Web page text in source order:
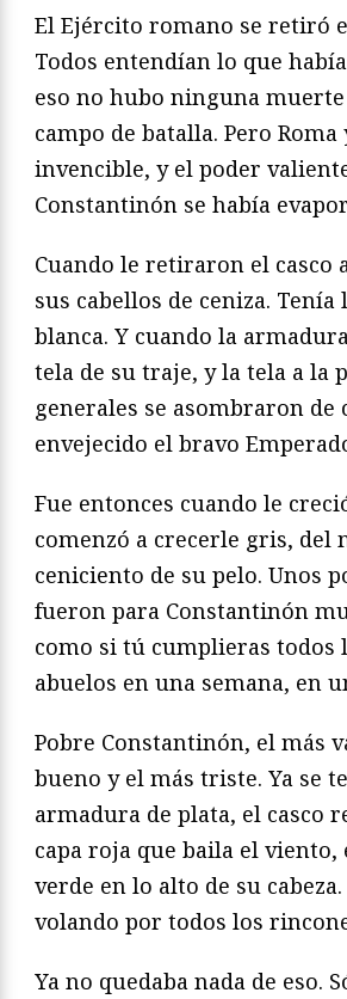
El Ejército romano se retiró
Todos entendían lo que
eso no hubo ninguna
campo de batalla. Pero Roma
invencible, y el poder
Constantinón se había
Cuando le retiraron el casco
sus cabellos de ceniza. Tenía
blanca. Y cuando la
tela de su traje, y la tela a la
generales se asombraron de
envejecido el bravo
Fue entonces cuando le
comenzó a crecerle gris, del
ceniciento de su pelo. Unos
fueron para Constantinón
como si tú cumplieras todos
abuelos en una semana, en
Pobre Constantinón, el más
bueno y el más triste. Ya se
armadura de plata, el casco
capa roja que baila el viento,
verde en lo alto de su
volando por todos los
Ya no quedaba nada de eso.